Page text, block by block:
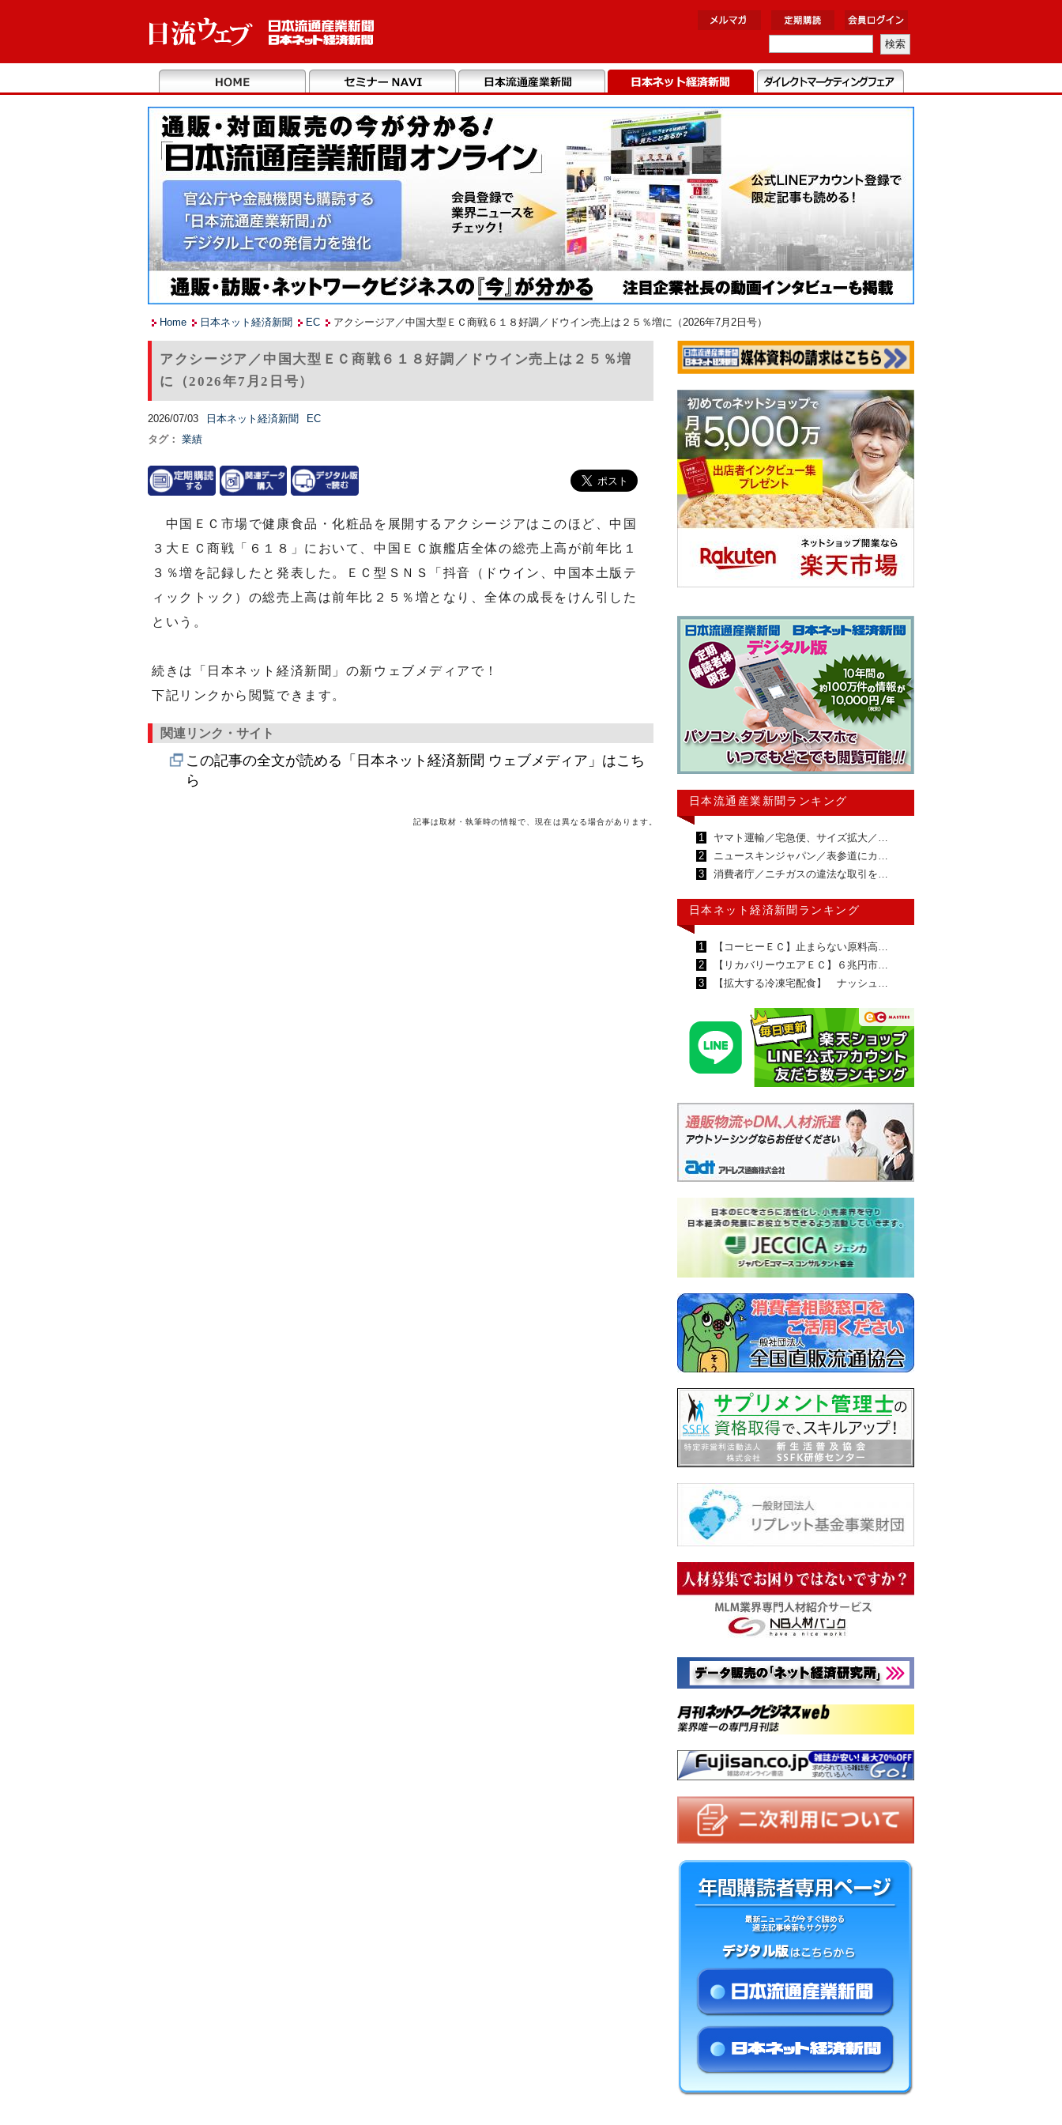
Home 日本ネット経済新聞 EC アクシージア／中国大型ＥＣ商戦６１８好調／ドウイン売上は２５％増に（2026年7月2日号）
アクシージア／中国大型ＥＣ商戦６１８好調／ドウイン売上は２５％増
に（2026年7月2日号）
2026/07/03 日本ネット経済新聞
EC
タグ： 業績
中国ＥＣ市場で健康食品・化粧品を展開するアクシージアはこのほど、中国
３大ＥＣ商戦「６１８」において、中国ＥＣ旗艦店全体の総売上高が前年比１
３％増を記録したと発表した。ＥＣ型ＳＮＳ「抖音（ドウイン、中国本土版テ
ィックトック）の総売上高は前年比２５％増となり、全体の成長をけん引した
という。
続きは「日本ネット経済新聞」の新ウェブメディアで！
下記リンクから閲覧できます。
関連リンク・サイト
この記事の全文が読める「日本ネット経済新聞 ウェブメディア」はこち
ら
記事は取材・執筆時の情報で、現在は異なる場合があります。
日本流通産業新聞ランキング
1
ヤマト運輸／宅急便、サイズ拡大／…
2
ニュースキンジャパン／表参道にカ…
3
消費者庁／ニチガスの違法な取引を…
日本ネット経済新聞ランキング
1
【コーヒーＥＣ】止まらない原料高…
2
【リカバリーウエアＥＣ】６兆円市…
3
【拡大する冷凍宅配食】 ナッシュ…